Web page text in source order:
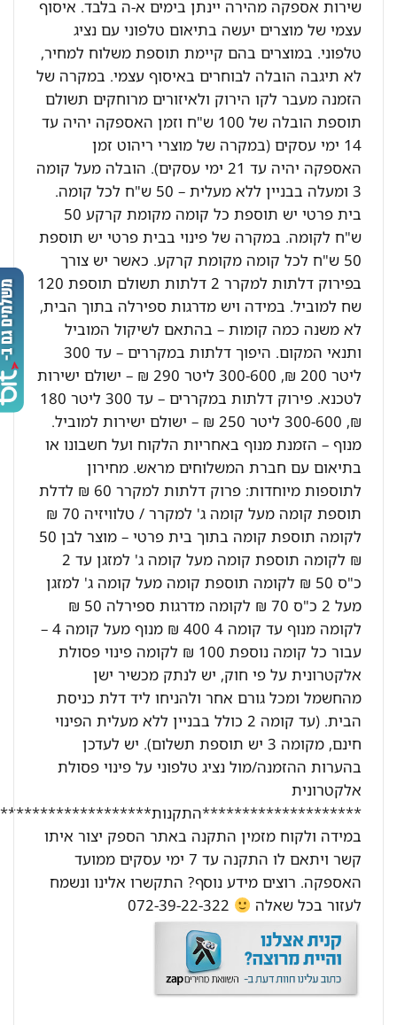
שירות אספקה מהירה יינתן בימים א-ה בלבד. איסוף
עצמי של מוצרים יעשה בתיאום טלפוני עם נציג
טלפוני. במוצרים בהם קיימת תוספת משלוח למחיר,
לא תיגבה הובלה לבוחרים באיסוף עצמי. במקרה של
הזמנה מעבר לקו הירוק ולאיזורים מרוחקים תשולם
תוספת הובלה של 100 ש"ח וזמן האספקה יהיה עד
14 ימי עסקים (במקרה של מוצרי ריהוט זמן
האספקה יהיה עד 21 ימי עסקים). הובלה מעל קומה
3 ומעלה בבניין ללא מעלית – 50 ש"ח לכל קומה.
בית פרטי יש תוספת כל קומה מקומת קרקע 50
ש"ח לקומה. במקרה של פינוי בבית פרטי יש תוספת
50 ש"ח לכל קומה מקומת קרקע. כאשר יש צורך
בפירוק דלתות למקרר 2 דלתות תשולם תוספת 120
שח למוביל. במידה ויש מדרגות ספירלה בתוך הבית,
לא משנה כמה קומות – בהתאם לשיקול המוביל
ותנאי המקום. היפוך דלתות במקררים – עד 300
ליטר 200 ₪, 300-600 ליטר 290 ₪ – ישולם ישירות
לטכנא. פירוק דלתות במקררים – עד 300 ליטר 180
₪, 300-600 ליטר 250 ₪ – ישולם ישירות למוביל.
מנוף – הזמנת מנוף באחריות הלקוח ועל חשבונו או
בתיאום עם חברת המשלוחים מראש. מחירון
לתוספות מיוחדות: פרוק דלתות למקרר 60 ₪ לדלת
תוספת קומה מעל קומה ג' למקרר / טלוויזיה 70 ₪
לקומה תוספת קומה בתוך בית פרטי – מוצר לבן 50
₪ לקומה תוספת קומה מעל קומה ג' למזגן עד 2
כ"ס 50 ₪ לקומה תוספת קומה מעל קומה ג' למזגן
מעל 2 כ"ס 70 ₪ לקומה מדרגות ספירלה 50 ₪
לקומה מנוף עד קומה 4 400 ₪ מנוף מעל קומה 4 –
עבור כל קומה נוספת 100 ₪ לקומה פינוי פסולת
אלקטרונית על פי חוק, יש לנתק מכשיר ישן
מהחשמל ומכל גורם אחר ולהניחו ליד דלת כניסת
הבית. (עד קומה 2 כולל בבניין ללא מעלית הפינוי
חינם, מקומה 3 יש תוספת תשלום). יש לעדכן
בהערות ההזמנה/מול נציג טלפוני על פינוי פסולת
אלקטרונית
********************התקנות********************:
במידה ולקוח מזמין התקנה באתר הספק יצור איתו
קשר ויתאם לו התקנה עד 7 ימי עסקים ממועד
האספקה. רוצים מידע נוסף? התקשרו אלינו ונשמח
לעזור בכל שאלה
072-39-22-322